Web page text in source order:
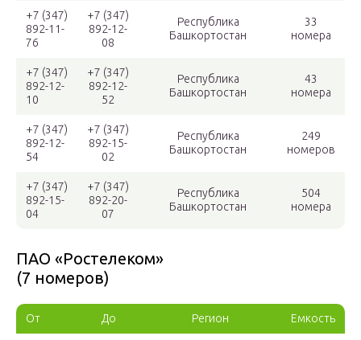
+7 (347)
892-11-
76
+7 (347)
892-12-
08
Республика
Башкортостан
33
номера
+7 (347)
892-12-
10
+7 (347)
892-12-
52
Республика
Башкортостан
43
номера
+7 (347)
892-12-
54
+7 (347)
892-15-
02
Республика
Башкортостан
249
номеров
+7 (347)
892-15-
04
+7 (347)
892-20-
07
Республика
Башкортостан
504
номера
ПАО «Ростелеком»
(7 номеров)
От До Регион Емкость